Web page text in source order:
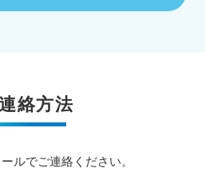
絡方法
ルでご連絡ください。